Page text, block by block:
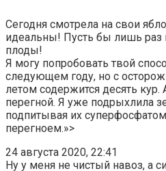
Сегодня смотрела на свои
идеальны! Пусть бы лишь раз
плоды!
Я могу попробовать твой
следующем году, но с
летом содержится десять кур.
перегной. Я уже подрыхлила
подпитывая их
перегноем.»>
24 августа 2020, 22:41
Ну у меня не чистый навоз, а